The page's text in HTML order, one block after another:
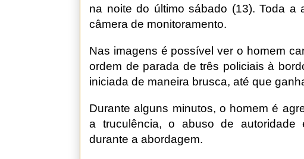
na noite do último sábado (13). Toda a
câmera de monitoramento.
Nas imagens é possível ver o homem
ordem de parada de três policiais à
iniciada de maneira brusca, até que
Durante alguns minutos, o homem é
a truculência, o abuso de autoridade
durante a abordagem.